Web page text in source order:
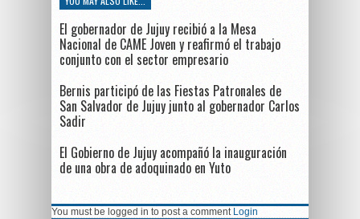
El gobernador de Jujuy recibió a la Mesa
Nacional de CAME Joven y reafirmó el trabajo
conjunto con el sector empresario
Bernis participó de las Fiestas Patronales de
San Salvador de Jujuy junto al gobernador Carlos
Sadir
El Gobierno de Jujuy acompañó la inauguración
de una obra de adoquinado en Yuto
You must be logged in to post a comment Login